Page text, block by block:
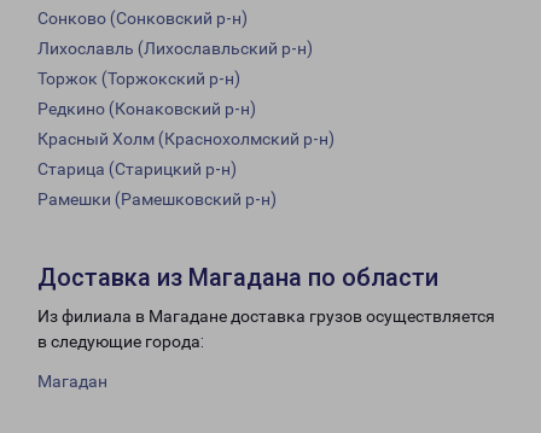
Сонково (Сонковский р-н)
Лихославль (Лихославльский р-н)
Торжок (Торжокский р-н)
Редкино (Конаковский р-н)
Красный Холм (Краснохолмский р-н)
Старица (Старицкий р-н)
Рамешки (Рамешковский р-н)
Доставка из Магадана по области
Из филиала в Магадане доставка грузов осуществляется
в следующие города:
Магадан